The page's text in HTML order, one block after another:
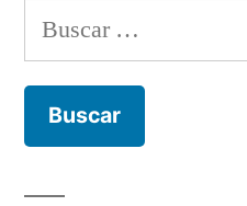
Buscar: